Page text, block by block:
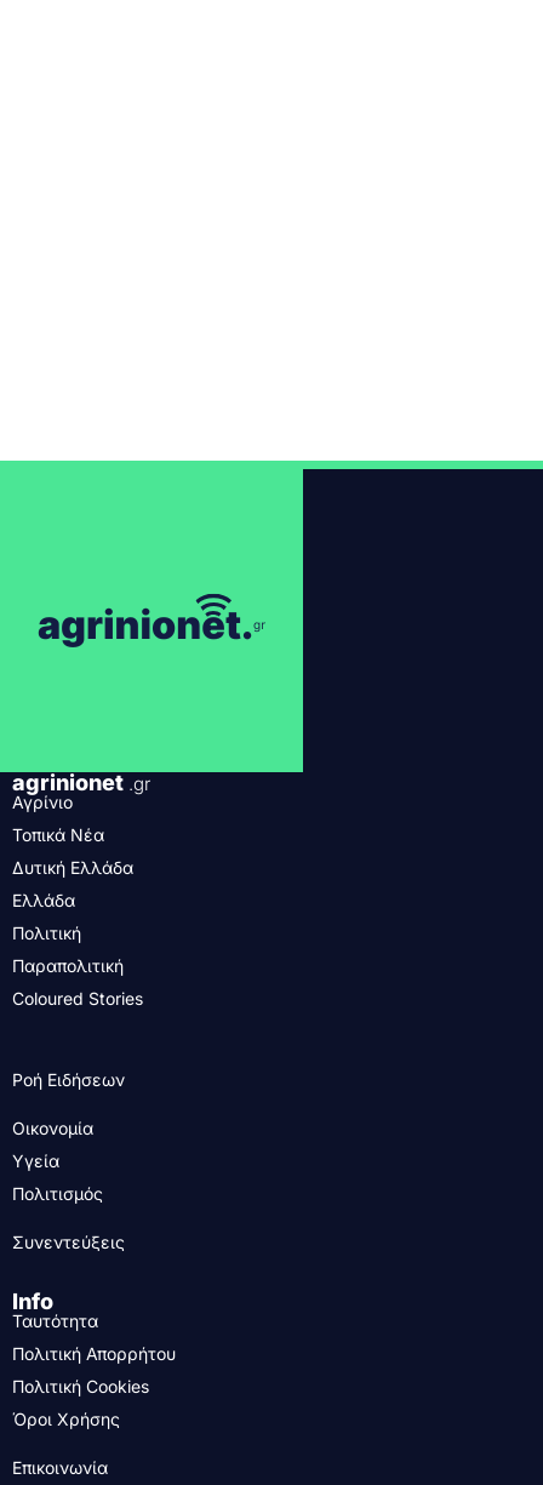
agrinionet .gr
Αγρίνιο
Τοπικά Νέα
Δυτική Ελλάδα
Ελλάδα
Πολιτική
Παραπολιτική
Coloured Stories
Ροή Ειδήσεων
Οικονομία
Υγεία
Πολιτισμός
Συνεντεύξεις
Info
Ταυτότητα
Πολιτική Απορρήτου
Πολιτική Cookies
Όροι Χρήσης
Επικοινωνία